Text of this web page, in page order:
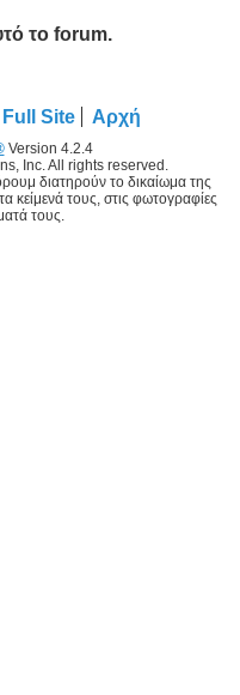
το forum.
Full Site Αρχή
Version 4.2.4
Inc. All rights reserved.
διατηρούν το δικαίωμα της
κείμενά τους, στις φωτογραφίες
τους.